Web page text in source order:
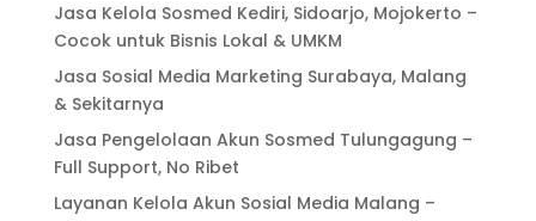
Jasa Kelola Sosmed Kediri, Sidoarjo, Mojokerto –
Cocok untuk Bisnis Lokal & UMKM
Jasa Sosial Media Marketing Surabaya, Malang
& Sekitarnya
Jasa Pengelolaan Akun Sosmed Tulungagung –
Full Support, No Ribet
Layanan Kelola Akun Sosial Media Malang –